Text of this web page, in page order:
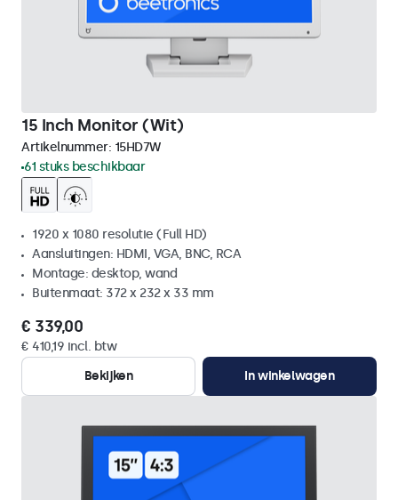
15 Inch Monitor (Wit)
Artikelnummer: 15HD7W
61 stuks beschikbaar
1920 x 1080 resolutie (Full HD)
Aansluitingen: HDMI, VGA, BNC, RCA
Montage: desktop, wand
Buitenmaat: 372 x 232 x 33 mm
€ 339,00
€ 410,19 incl. btw
Bekijken
In winkelwagen